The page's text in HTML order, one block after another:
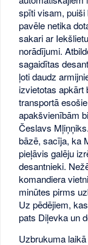
spīti visam, puiši
pavēle netika
sakari ar
norādījumi.
sagaidītas
ļoti daudz
izvietotas apkārt
transportā
apakšvienībām
Česlavs
bāzē, sacīja, ka
pieļāvis galēju
desantnieki.
komandiera
minūtes pirms
Uz pēdējiem,
pats Diļevka un
Uzbrukuma